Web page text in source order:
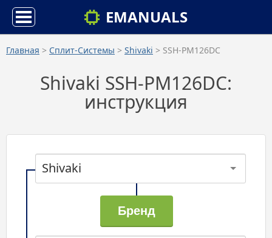
EMANUALS
Главная > Сплит-Системы > Shivaki > SSH-PM126DC
Shivaki SSH-PM126DC:
инструкция
Shivaki